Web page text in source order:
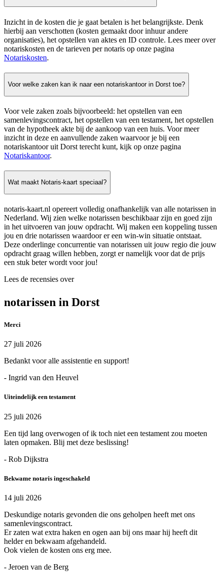
Inzicht in de kosten die je gaat betalen is het belangrijkste. Denk
hierbij aan verschotten (kosten gemaakt door inhuur andere
organisaties), het opstellen van aktes en ID controle. Lees meer over
notariskosten en de tarieven per notaris op onze pagina
Notariskosten.
Voor welke zaken kan ik naar een notariskantoor in Dorst toe?
Voor vele zaken zoals bijvoorbeeld: het opstellen van een
samenlevingscontract, het opstellen van een testament, het opstellen
van de hypotheek akte bij de aankoop van een huis. Voor meer
inzicht in deze en aanvullende zaken waarvoor je bij een
notariskantoor uit Dorst terecht kunt, kijk op onze pagina
Notariskantoor.
Wat maakt Notaris-kaart speciaal?
notaris-kaart.nl opereert volledig onafhankelijk van alle notarissen in
Nederland. Wij zien welke notarissen beschikbaar zijn en goed zijn
in het uitvoeren van jouw opdracht. Wij maken een koppeling tussen
jou en drie notarissen waardoor er een win-win situatie ontstaat.
Deze onderlinge concurrentie van notarissen uit jouw regio die jouw
opdracht graag willen hebben, zorgt er namelijk voor dat de prijs
een stuk beter wordt voor jou!
Lees de recensies over
notarissen in Dorst
Merci
27 juli 2026
Bedankt voor alle assistentie en support!
- Ingrid van den Heuvel
Uiteindelijk een testament
25 juli 2026
Een tijd lang overwogen of ik toch niet een testament zou moeten
laten opmaken. Blij met deze beslissing!
- Rob Dijkstra
Bekwame notaris ingeschakeld
14 juli 2026
Deskundige notaris gevonden die ons geholpen heeft met ons
samenlevingscontract.
Er zaten wat extra haken en ogen aan bij ons maar hij heeft dit
helder en bekwaam afgehandeld.
Ook vielen de kosten ons erg mee.
- Jeroen van de Berg